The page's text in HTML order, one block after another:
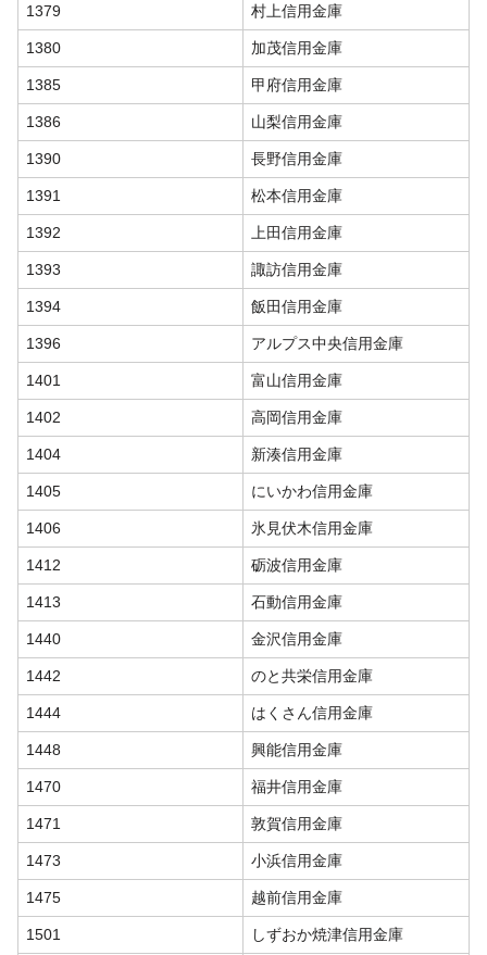
1379 村上信用金庫
1380 加茂信用金庫
1385 甲府信用金庫
1386 山梨信用金庫
1390 長野信用金庫
1391 松本信用金庫
1392 上田信用金庫
1393 諏訪信用金庫
1394 飯田信用金庫
1396 アルプス中央信用金庫
1401 富山信用金庫
1402 高岡信用金庫
1404 新湊信用金庫
1405 にいかわ信用金庫
1406 氷見伏木信用金庫
1412 砺波信用金庫
1413 石動信用金庫
1440 金沢信用金庫
1442 のと共栄信用金庫
1444 はくさん信用金庫
1448 興能信用金庫
1470 福井信用金庫
1471 敦賀信用金庫
1473 小浜信用金庫
1475 越前信用金庫
1501 しずおか焼津信用金庫